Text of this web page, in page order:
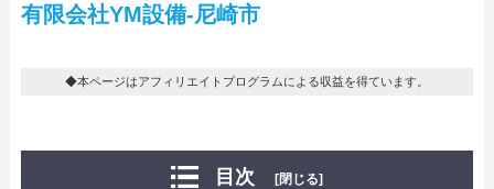
有限会社YM設備-尼崎市
◆本ページはアフィリエイトプログラムによる収益を得ています。
目次 [閉じる]